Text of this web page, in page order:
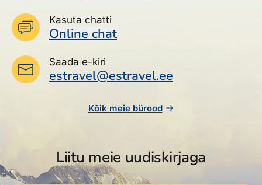
Kasuta chatti
Online chat
Saada e-kiri
estravel@estravel.ee
Kõik meie bürood
Liitu meie uudiskirjaga